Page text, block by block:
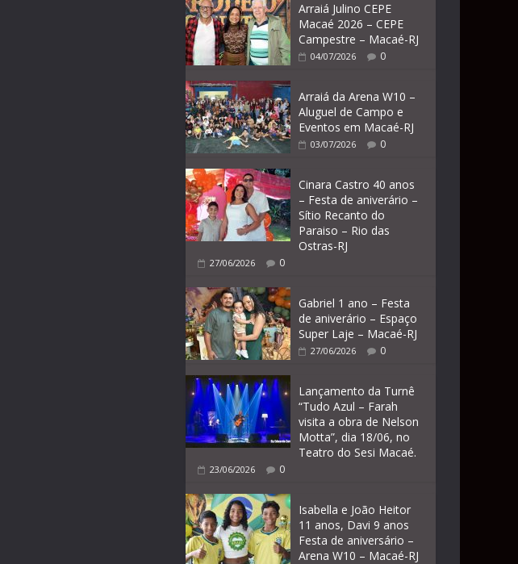
Arraiá Julino CEPE
Macaé 2026 – CEPE
Campestre – Macaé-RJ
04/07/2026 0
Arraiá da Arena W10 –
Aluguel de Campo e
Eventos em Macaé-RJ
03/07/2026 0
Cinara Castro 40 anos
– Festa de aniverário –
Sítio Recanto do
Paraiso – Rio das
Ostras-RJ
27/06/2026 0
Gabriel 1 ano – Festa
de aniverário – Espaço
Super Laje – Macaé-RJ
27/06/2026 0
Lançamento da Turnê
“Tudo Azul – Farah
visita a obra de Nelson
Motta”, dia 18/06, no
Teatro do Sesi Macaé.
23/06/2026 0
Isabella e João Heitor
11 anos, Davi 9 anos
Festa de aniversário –
Arena W10 – Macaé-RJ